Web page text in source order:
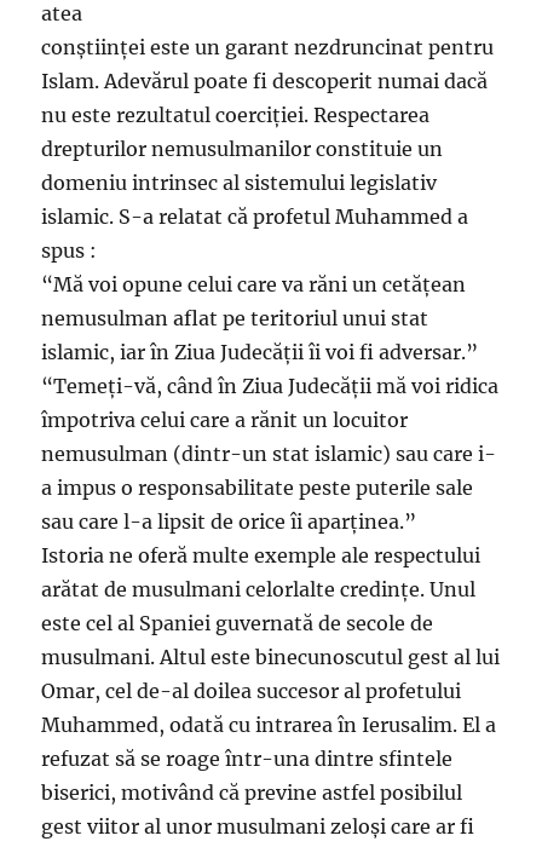
atea
conștiinței este un garant nezdruncinat pentru
Islam. Adevărul poate fi descoperit numai dacă
nu este rezultatul coerciției. Respectarea
drepturilor nemusulmanilor constituie un
domeniu intrinsec al sistemului legislativ
islamic. S-a relatat că profetul Muhammed a
spus :
“Mă voi opune celui care va răni un cetățean
nemusulman aflat pe teritoriul unui stat
islamic, iar în Ziua Judecății îi voi fi adversar.”
“Temeți-vă, când în Ziua Judecății mă voi ridica
împotriva celui care a rănit un locuitor
nemusulman (dintr-un stat islamic) sau care i-
a impus o responsabilitate peste puterile sale
sau care l-a lipsit de orice îi aparținea.”
Istoria ne oferă multe exemple ale respectului
arătat de musulmani celorlalte credințe. Unul
este cel al Spaniei guvernată de secole de
musulmani. Altul este binecunoscutul gest al lui
Omar, cel de-al doilea succesor al profetului
Muhammed, odată cu intrarea în Ierusalim. El a
refuzat să se roage într-una dintre sfintele
biserici, motivând că previne astfel posibilul
gest viitor al unor musulmani zeloși care ar fi